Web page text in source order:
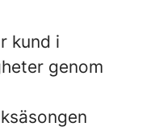
kund i
genom